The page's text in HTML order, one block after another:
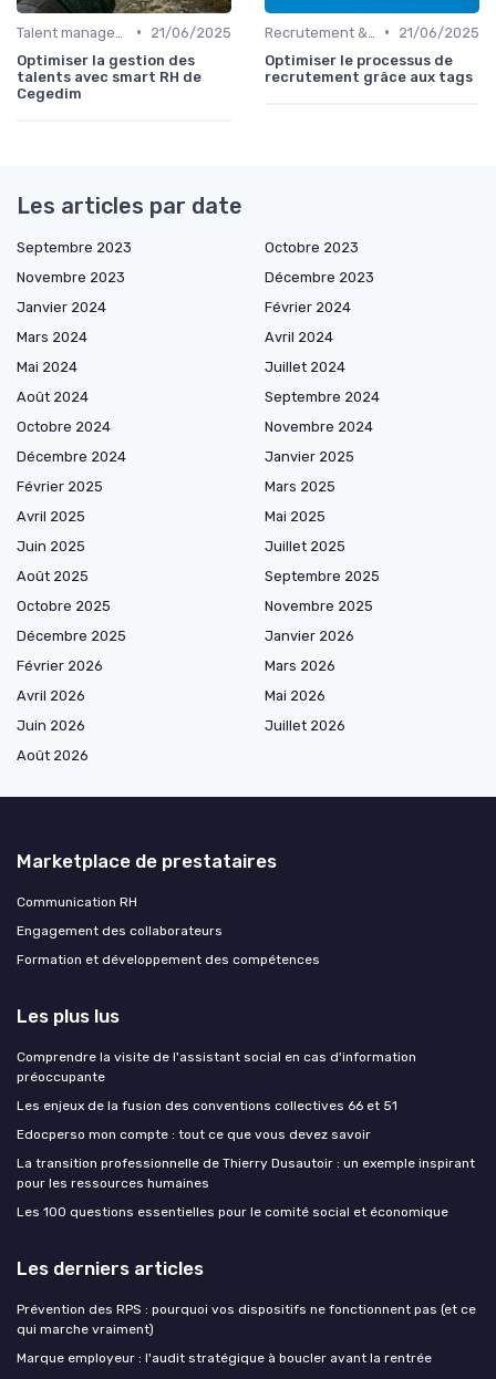
•
21/06/2025
Optimiser la gestion des
talents avec smart RH de
Cegedim
•
21/06/2025
Optimiser le processus de
recrutement grâce aux tags
Les articles par date
Septembre 2023
Octobre 2023
Novembre 2023
Décembre 2023
Janvier 2024
Février 2024
Mars 2024
Avril 2024
Mai 2024
Juillet 2024
Août 2024
Septembre 2024
Octobre 2024
Novembre 2024
Décembre 2024
Janvier 2025
Février 2025
Mars 2025
Avril 2025
Mai 2025
Juin 2025
Juillet 2025
Août 2025
Septembre 2025
Octobre 2025
Novembre 2025
Décembre 2025
Janvier 2026
Février 2026
Mars 2026
Avril 2026
Mai 2026
Juin 2026
Juillet 2026
Août 2026
Marketplace de prestataires
Communication RH
Engagement des collaborateurs
Formation et développement des compétences
Les plus lus
Comprendre la visite de l'assistant social en cas d'information
préoccupante
Les enjeux de la fusion des conventions collectives 66 et 51
Edocperso mon compte : tout ce que vous devez savoir
La transition professionnelle de Thierry Dusautoir : un exemple inspirant
pour les ressources humaines
Les 100 questions essentielles pour le comité social et économique
Les derniers articles
Prévention des RPS : pourquoi vos dispositifs ne fonctionnent pas (et ce
qui marche vraiment)
Marque employeur : l'audit stratégique à boucler avant la rentrée